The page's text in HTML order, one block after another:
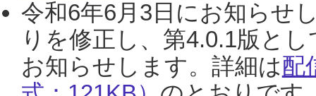
令和6年6月3日にお知らせ
りを修正し、第4.0.1版と
お知らせします。詳細は配